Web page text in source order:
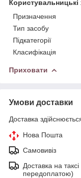
Користувальницькі
Призначення
Тип засобу
Підкатегорії
Класифікація
Приховати
Умови доставки
Доставка
Нова Пошта
Самовивіз
Доставка на
передоплатою)